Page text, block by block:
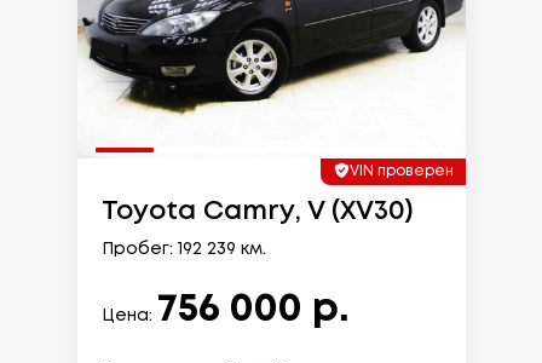
VIN проверен
Toyota Camry, V (XV30)
Пробег: 192 239 км.
Цена: 756 000 р.